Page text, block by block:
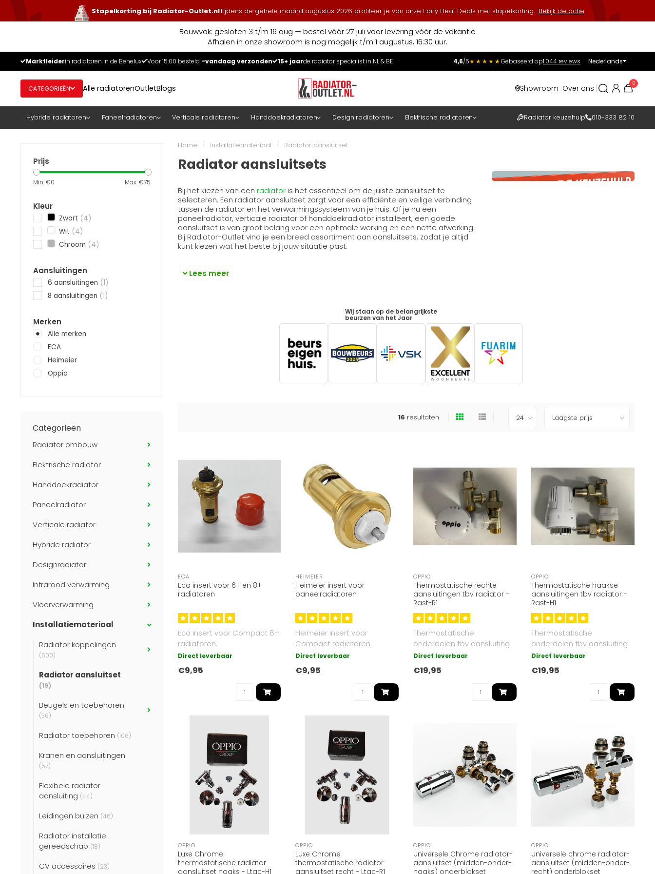
Stapelkorting bij Radiator-Outlet.nlTijdens de gehele maand augustus 2026 profiteer je van onze Early Heat Deals met stapelkorting. Bekijk de actie
Bouwvak: gesloten 3 t/m 16 aug — bestel vóór 27 juli voor levering vóór de vakantie
Afhalen in onze showroom is nog mogelijk t/m 1 augustus, 16:30 uur.
Marktleiderin radiatoren in de Benelux Voor 15:00 besteld =vandaag verzonden 15+ jaarde radiator specialist in NL & BE 4,6/5★★★★★Gebaseerd op1.044 reviews Nederlands
CATEGORIEËN Alle radiatorenOutletBlogs Showroom Over ons
0
Hybride radiatoren Paneelradiatoren Verticale radiatoren Handdoekradiatoren Design radiatoren Elektrische radiatoren Radiator keuzehulp 010-333 82 10
Prijs
Min: €0 Max: €75
Kleur
Zwart (4)
Wit (4)
Chroom (4)
Aansluitingen
6 aansluitingen (1)
8 aansluitingen (1)
Merken
Alle merken
ECA
Heimeier
Oppio
Categorieën
Radiator ombouw
Elektrische radiator
Handdoekradiator
Paneelradiator
Verticale radiator
Hybride radiator
Designradiator
Infrarood verwarming
Vloerverwarming
Installatiemateriaal
Radiator koppelingen
(500)
Radiator aansluitset
(19)
Beugels en toebehoren
(36)
Radiator toebehoren (106)
Kranen en aansluitingen
(57)
Flexibele radiator
aansluiting (44)
Leidingen buizen (46)
Radiator installatie
gereedschap (18)
CV accessoires (23)
Home / Installatiemateriaal / Radiator aansluitset
Radiator aansluitsets
Bij het kiezen van een radiatoris het essentieel om de juiste aansluitset te
selecteren. Een radiator aansluitset zorgt voor een efficiënte en veilige verbinding
tussen de radiator en het verwarmingssysteem van je huis. Of je nu een
paneelradiator, verticale radiator of handdoekradiator installeert, een goede
aansluitset is van groot belang voor een optimale werking en een nette afwerking.
Bij Radiator-Outlet vind je een breed assortiment aan aansluitsets, zodat je altijd
kunt kiezen wat het beste bij jouw situatie past.
Lees meer
Wij staan op de belangrijkste
beurzen van het Jaar
16 resultaten
ECA
Eca insert voor 6+ en 8+
radiatoren
Eca insert voor Compact 8+
radiatoren.
Direct leverbaar
€9,95
HEIMEIER
Heimeier insert voor
paneelradiatoren
Heimeier insert voor
Compact radiatoren.
Direct leverbaar
€9,95
OPPIO
Thermostatische rechte
aansluitingen tbv radiator -
Rast-R1
Thermostatische
onderdelen tbv aansluiting
paneel-, vertikaal en/ of
handdoekrad..
Direct leverbaar
€19,95
OPPIO
Thermostatische haakse
aansluitingen tbv radiator -
Rast-H1
Thermostatische
onderdelen tbv aansluiting
paneel-, vertikaal en/ of
handdoekrad..
Direct leverbaar
€19,95
OPPIO
Luxe Chrome
thermostatische radiator
aansluitset haaks - Ltac-H1
OPPIO
Luxe Chrome
thermostatische radiator
aansluitset recht - Ltac-R1
OPPIO
Universele Chrome radiator-
aansluitset (midden-onder-
haaks) onderblokset
OPPIO
Universele chrome radiator-
aansluitset (midden-onder-
recht) onderblokset